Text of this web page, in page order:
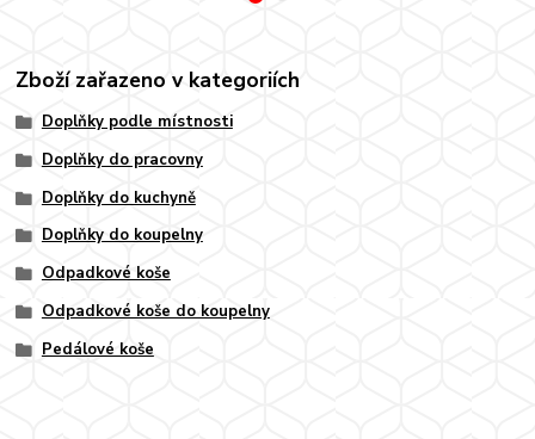
Zboží zařazeno v kategoriích
Doplňky podle místnosti
Doplňky do pracovny
Doplňky do kuchyně
Doplňky do koupelny
Odpadkové koše
Odpadkové koše do koupelny
Pedálové koše